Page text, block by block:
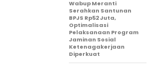
Wabup Meranti
Serahkan Santunan
BPJS Rp52 Juta,
Optimalisasi
Pelaksanaan Program
Jaminan Sosial
Ketenagakerjaan
Diperkuat